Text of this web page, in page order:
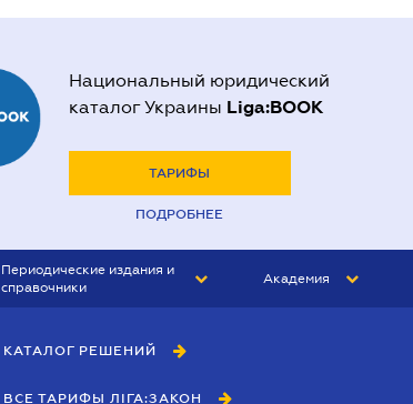
Национальный юридический
каталог Украины Liga:BOOK
ТАРИФЫ
ПОДРОБНЕЕ
Периодические издания и
справочники
БУХГАЛТЕР&ЗАКОН
ВЕСТНИК МСФО
Академия
КАТАЛОГ РЕШЕНИЙ
ВСЕ ТАРИФЫ ЛІГА:ЗАКОН